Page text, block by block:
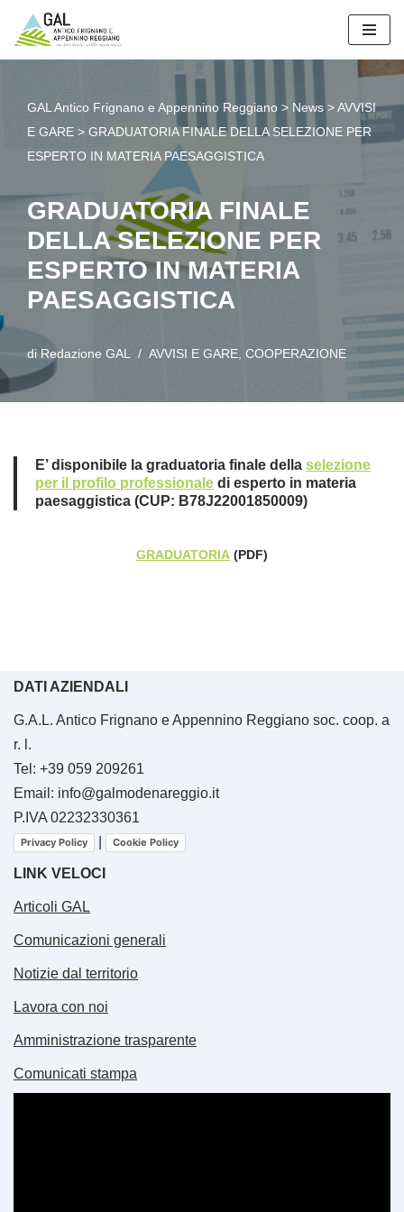
Vai
GAL Antico Frignano e Appennino Reggiano > News >AVVISI
E GARE > GRADUATORIA FINALE DELLA SELEZIONE PER
ESPERTO IN MATERIA PAESAGGISTICA
GRADUATORIA FINALE
DELLA SELEZIONE PER
ESPERTO IN MATERIA
PAESAGGISTICA
di Redazione GAL AVVISI E GARE COOPERAZIONE
E’ disponibile la graduatoria finale della selezione
per il profilo professionale di esperto in materia
paesaggistica (CUP: B78J22001850009)
GRADUATORIA (PDF)
DATI AZIENDALI
G.A.L. Antico Frignano e Appennino Reggiano soc. coop. a
r. l.
Tel: +39 059 209261
Email: info@galmodenareggio.it
P.IVA 02232330361
Privacy Policy Cookie Policy
LINK VELOCI
Articoli GAL
Comunicazioni generali
Notizie dal territorio
Lavora con noi
Amministrazione trasparente
Comunicati stampa